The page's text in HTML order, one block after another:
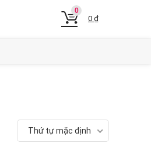
0
0 ₫
Thứ tự mặc định